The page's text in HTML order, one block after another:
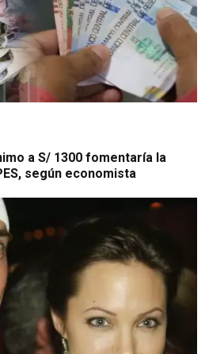
a S/ 1300 fomentaría la
según economista